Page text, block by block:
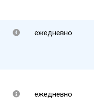
ежедневно
ежедневно